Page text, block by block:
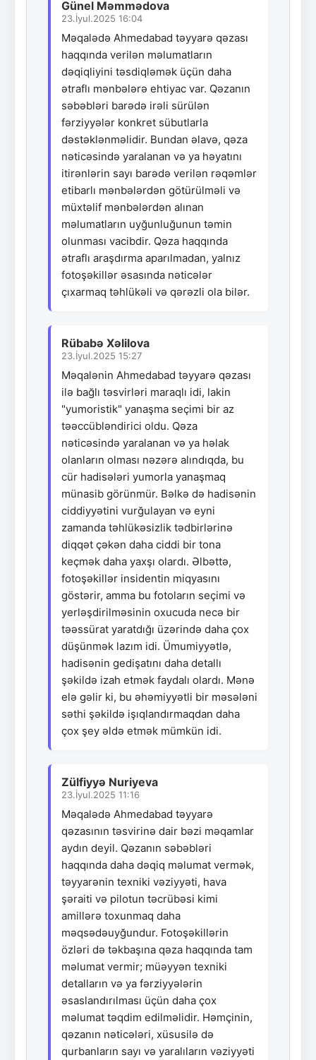
Günel Məmmədova
23.İyul.2025 16:04
Məqalədə Ahmedabad təyyarə qəzası
haqqında verilən məlumatların
dəqiqliyini təsdiqləmək üçün daha
ətraflı mənbələrə ehtiyac var. Qəzanın
səbəbləri barədə irəli sürülən
fərziyyələr konkret sübutlarla
dəstəklənməlidir. Bundan əlavə, qəza
nəticəsində yaralanan və ya həyatını
itirənlərin sayı barədə verilən rəqəmlər
etibarlı mənbələrdən götürülməli və
müxtəlif mənbələrdən alınan
məlumatların uyğunluğunun təmin
olunması vacibdir. Qəza haqqında
ətraflı araşdırma aparılmadan, yalnız
fotoşəkillər əsasında nəticələr
çıxarmaq təhlükəli və qərəzli ola bilər.
Rübabə Xəlilova
23.İyul.2025 15:27
Məqalənin Ahmedabad təyyarə qəzası
ilə bağlı təsvirləri maraqlı idi, lakin
"yumoristik" yanaşma seçimi bir az
təəccübləndirici oldu. Qəza
nəticəsində yaralanan və ya həlak
olanların olması nəzərə alındıqda, bu
cür hadisələri yumorla yanaşmaq
münasib görünmür. Bəlkə də hadisənin
ciddiyyətini vurğulayan və eyni
zamanda təhlükəsizlik tədbirlərinə
diqqət çəkən daha ciddi bir tona
keçmək daha yaxşı olardı. Əlbəttə,
fotoşəkillər insidentin miqyasını
göstərir, amma bu fotoların seçimi və
yerləşdirilməsinin oxucuda necə bir
təəssürat yaratdığı üzərində daha çox
düşünmək lazım idi. Ümumiyyətlə,
hadisənin gedişatını daha detallı
şəkildə izah etmək faydalı olardı. Mənə
elə gəlir ki, bu əhəmiyyətli bir məsələni
səthi şəkildə işıqlandırmaqdan daha
çox şey əldə etmək mümkün idi.
Zülfiyyə Nuriyeva
23.İyul.2025 11:16
Məqalədə Ahmedabad təyyarə
qəzasının təsvirinə dair bəzi məqamlar
aydın deyil. Qəzanın səbəbləri
haqqında daha dəqiq məlumat vermək,
təyyarənin texniki vəziyyəti, hava
şəraiti və pilotun təcrübəsi kimi
amillərə toxunmaq daha
məqsədəuyğundur. Fotoşəkillərin
özləri də təkbaşına qəza haqqında tam
məlumat vermir; müəyyən texniki
detalların və ya fərziyyələrin
əsaslandırılması üçün daha çox
məlumat təqdim edilməlidir. Həmçinin,
qəzanın nəticələri, xüsusilə də
qurbanların sayı və yaralıların vəziyyəti